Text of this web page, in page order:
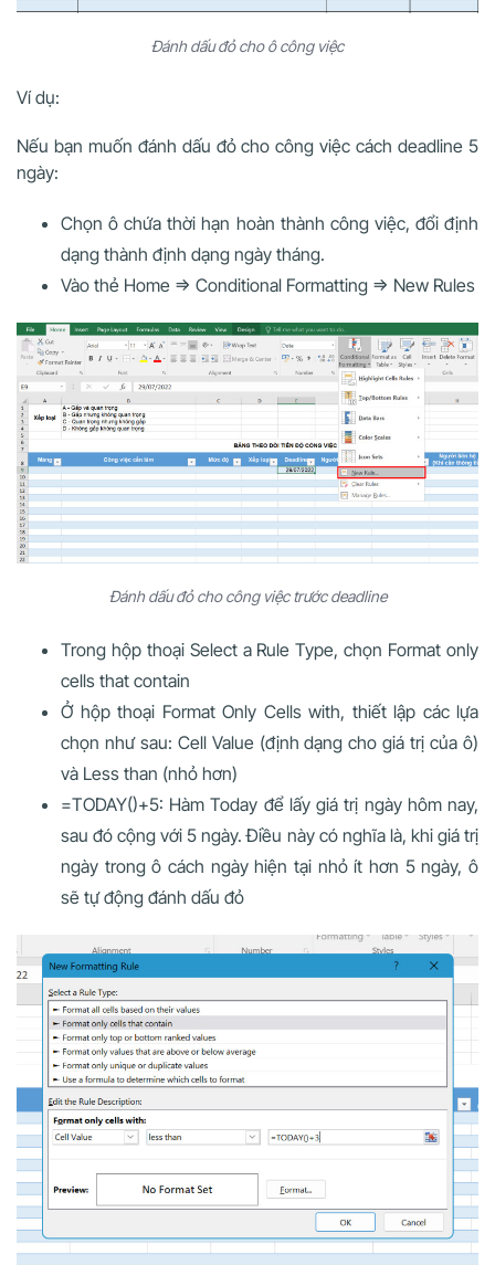
Đánh dấu đỏ cho ô công việc
Ví dụ:
Nếu bạn muốn đánh dấu đỏ cho công việc cách deadline 5
ngày:
Chọn ô chứa thời hạn hoàn thành công việc, đổi định
dạng thành định dạng ngày tháng.
Vào thẻ Home => Conditional Formatting => New Rules
Đánh dấu đỏ cho công việc trước deadline
Trong hộp thoại Select a Rule Type, chọn Format only
cells that contain
Ở hộp thoại Format Only Cells with, thiết lập các lựa
chọn như sau: Cell Value (định dạng cho giá trị của ô)
và Less than (nhỏ hơn)
=TODAY()+5: Hàm Today để lấy giá trị ngày hôm nay,
sau đó cộng với 5 ngày. Điều này có nghĩa là, khi giá trị
ngày trong ô cách ngày hiện tại nhỏ ít hơn 5 ngày, ô
sẽ tự động đánh dấu đỏ